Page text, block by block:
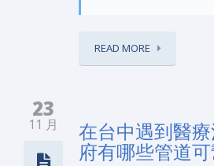
READ MORE
23
11 月 在台中遇到醫
府有哪些管道可